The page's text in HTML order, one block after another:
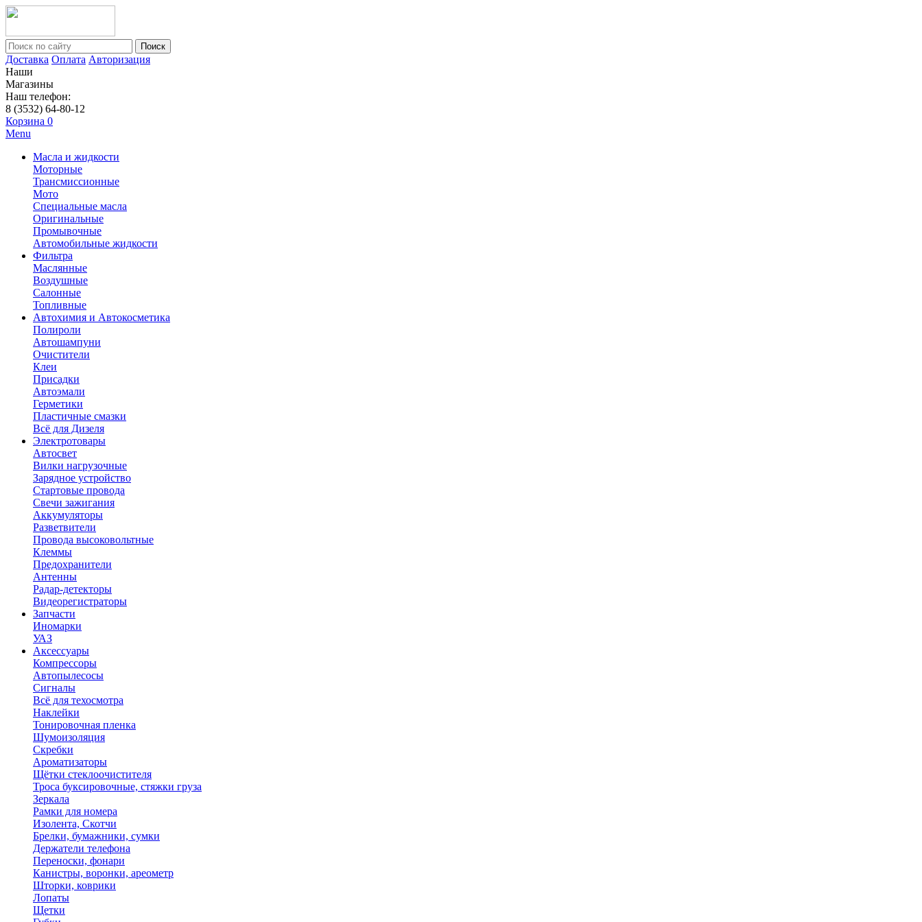
Поиск
Доставка Оплата Авторизация
Наши
Магазины
Наш телефон:
8 (3532) 64-80-12
Корзина 0
Menu
Масла и жидкости
Моторные
Трансмиссионные
Мото
Специальные масла
Оригинальные
Промывочные
Автомобильные жидкости
Фильтра
Маслянные
Воздушные
Салонные
Топливные
Автохимия и Автокосметика
Полироли
Автошампуни
Очистители
Клеи
Присадки
Автоэмали
Герметики
Пластичные смазки
Всё для Дизеля
Электротовары
Автосвет
Вилки нагрузочные
Зарядное устройство
Стартовые провода
Свечи зажигания
Аккумуляторы
Разветвители
Провода высоковольтные
Клеммы
Предохранители
Антенны
Радар-детекторы
Видеорегистраторы
Запчасти
Иномарки
УАЗ
Аксесcуары
Компрессоры
Автопылесосы
Сигналы
Всё для техосмотра
Наклейки
Тонировочная пленка
Шумоизоляция
Скребки
Ароматизаторы
Щётки стеклоочистителя
Троса буксировочные, стяжки груза
Зеркала
Рамки для номера
Изолента, Скотчи
Брелки, бумажники, сумки
Держатели телефона
Переноски, фонари
Канистры, воронки, ареометр
Шторки, коврики
Лопаты
Щетки